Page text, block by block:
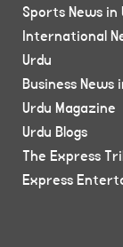
Sports News in
International
Urdu
Business News
Urdu Magazine
Urdu Blogs
The Express
Express